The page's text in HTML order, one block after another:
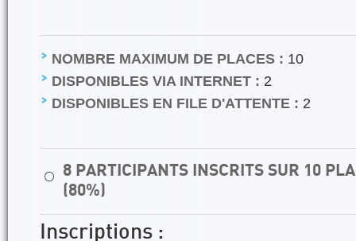
NOMBRE MAXIMUM DE PLACES : 10
DISPONIBLES VIA INTERNET : 2
DISPONIBLES EN FILE D'ATTENTE : 2
⚪
8 PARTICIPANTS INSCRITS SUR 10
(80%)
Inscriptions :